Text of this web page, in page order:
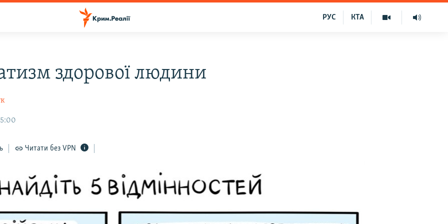
КТА
РУС
здорової людини
Читати без VPN